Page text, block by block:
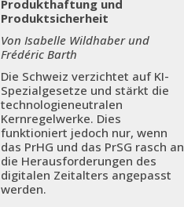
Produkthaftung und
Produktsicherheit
Von Isabelle Wildhaber und
Frédéric Barth
Die Schweiz verzichtet auf KI-
Spezialgesetze und stärkt die
technologieneutralen
Kernregelwerke. Dies
funktioniert jedoch nur, wenn
das PrHG und das PrSG rasch an
die Herausforderungen des
digitalen Zeitalters angepasst
werden.